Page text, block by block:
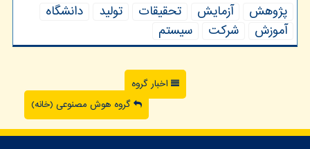
پژوهش آزمایش تحقیقات تولید
دانشگاه
آموزش
شركت سیستم
اخبار گروه
گروه هوش مصنوعی (خانه)